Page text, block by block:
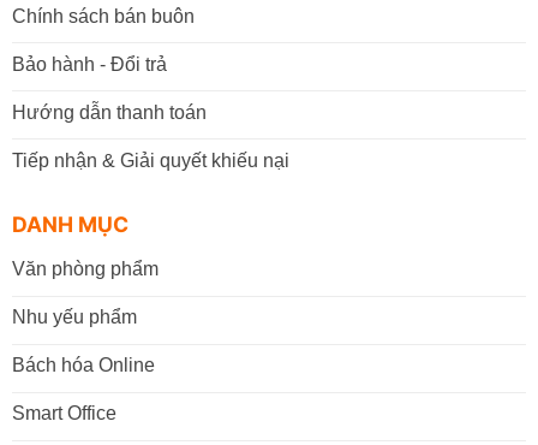
Chính sách bán buôn
Bảo hành - Đổi trả
Hướng dẫn thanh toán
Tiếp nhận & Giải quyết khiếu nại
DANH MỤC
Văn phòng phẩm
Nhu yếu phẩm
Bách hóa Online
Smart Office